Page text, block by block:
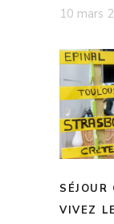
10 mars
VIVEZ